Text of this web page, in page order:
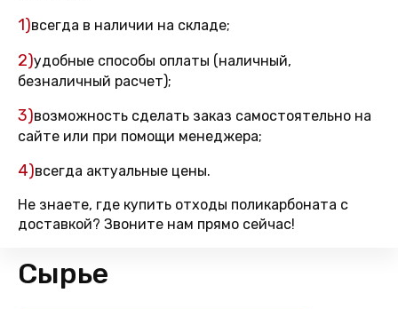
1)всегда в наличии на складе;
2)удобные способы оплаты (наличный,
безналичный расчет);
3)возможность сделать заказ самостоятельно на
сайте или при помощи менеджера;
4)всегда актуальные цены.
Не знаете, где купить отходы поликарбоната с
доставкой? Звоните нам прямо сейчас!
Сырье